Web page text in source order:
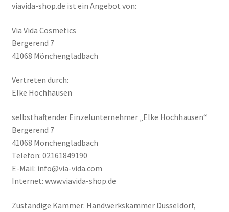
viavida-shop.de ist ein Angebot von:
Via Vida Cosmetics
Bergerend 7
41068 Mönchengladbach
Vertreten durch:
Elke Hochhausen
selbsthaftender Einzelunternehmer „Elke Hochhausen“
Bergerend 7
41068 Mönchengladbach
Telefon: 02161849190
E-Mail: info@via-vida.com
Internet: www.viavida-shop.de
Zuständige Kammer: Handwerkskammer Düsseldorf,